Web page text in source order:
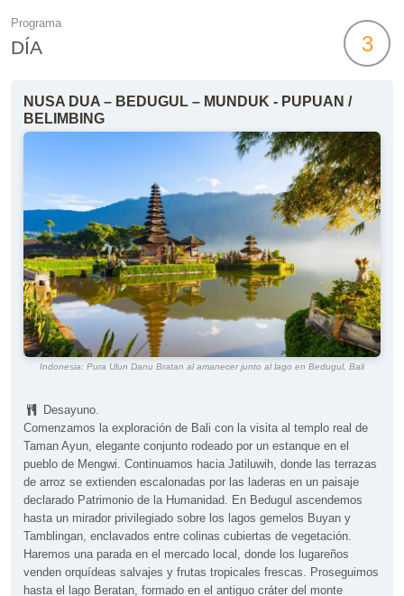
Programa
DÍA 3
NUSA DUA – BEDUGUL – MUNDUK - PUPUAN /
BELIMBING
Indonesia: Pura Ulun Danu Bratan al amanecer junto al lago en Bedugul, Bali
Desayuno.
Comenzamos la exploración de Bali con la visita al templo real de
Taman Ayun, elegante conjunto rodeado por un estanque en el
pueblo de Mengwi. Continuamos hacia Jatiluwih, donde las terrazas
de arroz se extienden escalonadas por las laderas en un paisaje
declarado Patrimonio de la Humanidad. En Bedugul ascendemos
hasta un mirador privilegiado sobre los lagos gemelos Buyan y
Tamblingan, enclavados entre colinas cubiertas de vegetación.
Haremos una parada en el mercado local, donde los lugareños
venden orquídeas salvajes y frutas tropicales frescas. Proseguimos
hasta el lago Beratan, formado en el antiguo cráter del monte